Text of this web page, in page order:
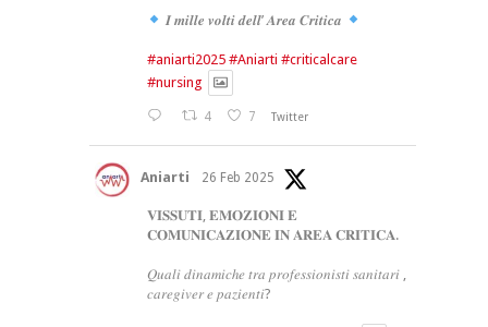
𝑰 𝒎𝒊𝒍𝒍𝒆 𝒗𝒐𝒍𝒕𝒊 𝒅𝒆𝒍𝒍’ 𝑨𝒓𝒆𝒂 𝑪𝒓𝒊𝒕𝒊𝒄𝒂
#aniarti2025 #Aniarti #criticalcare
#nursing
4 7 Twitter
Aniarti 26 Feb 2025
𝐕𝐈𝐒𝐒𝐔𝐓𝐈, 𝐄𝐌𝐎𝐙𝐈𝐎𝐍𝐈 𝐄
𝐂𝐎𝐌𝐔𝐍𝐈𝐂𝐀𝐙𝐈𝐎𝐍𝐄 𝐈𝐍 𝐀𝐑𝐄𝐀 𝐂𝐑𝐈𝐓𝐈𝐂𝐀.
𝑄𝑢𝑎𝑙𝑖 𝑑𝑖𝑛𝑎𝑚𝑖𝑐ℎ𝑒 𝑡𝑟𝑎 𝑝𝑟𝑜𝑓𝑒𝑠𝑠𝑖𝑜𝑛𝑖𝑠𝑡𝑖 𝑠𝑎𝑛𝑖𝑡𝑎𝑟𝑖 ,
𝑐𝑎𝑟𝑒𝑔𝑖𝑣𝑒𝑟 𝑒 𝑝𝑎𝑧𝑖𝑒𝑛𝑡𝑖?